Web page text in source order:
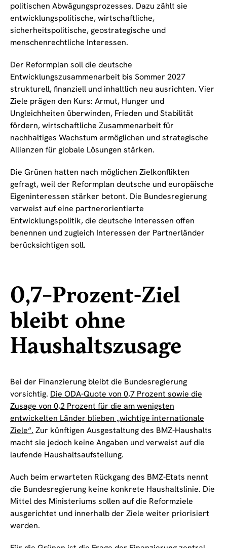
politischen Abwägungsprozesses. Dazu zählt sie
entwicklungspolitische, wirtschaftliche,
sicherheitspolitische, geostrategische und
menschenrechtliche Interessen.
Der Reformplan soll die deutsche
Entwicklungszusammenarbeit bis Sommer 2027
strukturell, finanziell und inhaltlich neu ausrichten. Vier
Ziele prägen den Kurs: Armut, Hunger und
Ungleichheiten überwinden, Frieden und Stabilität
fördern, wirtschaftliche Zusammenarbeit für
nachhaltiges Wachstum ermöglichen und strategische
Allianzen für globale Lösungen stärken.
Die Grünen hatten nach möglichen Zielkonflikten
gefragt, weil der Reformplan deutsche und europäische
Eigeninteressen stärker betont. Die Bundesregierung
verweist auf eine partnerorientierte
Entwicklungspolitik, die deutsche Interessen offen
benennen und zugleich Interessen der Partnerländer
berücksichtigen soll.
0,7-Prozent-Ziel
bleibt ohne
Haushaltszusage
Bei der Finanzierung bleibt die Bundesregierung
vorsichtig. Die ODA-Quote von 0,7 Prozent sowie die
Zusage von 0,2 Prozent für die am wenigsten
entwickelten Länder blieben „wichtige internationale
Ziele“. Zur künftigen Ausgestaltung des BMZ-Haushalts
macht sie jedoch keine Angaben und verweist auf die
laufende Haushaltsaufstellung.
Auch beim erwarteten Rückgang des BMZ-Etats nennt
die Bundesregierung keine konkrete Haushaltslinie. Die
Mittel des Ministeriums sollen auf die Reformziele
ausgerichtet und innerhalb der Ziele weiter priorisiert
werden.